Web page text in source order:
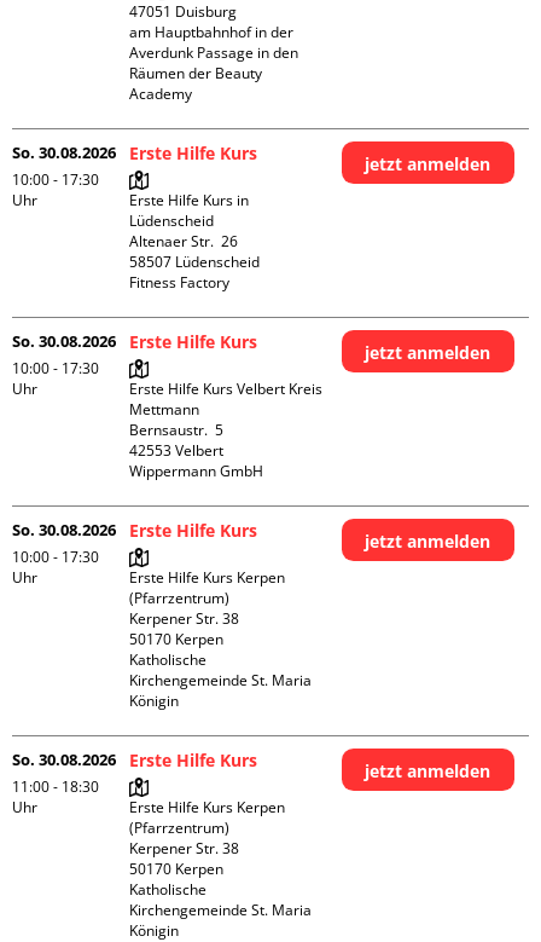
47051 Duisburg
am Hauptbahnhof in der
Averdunk Passage in den
Räumen der Beauty
Academy
So. 30.08.2026
10:00 - 17:30
Uhr
Erste Hilfe Kurs
Erste Hilfe Kurs in
Lüdenscheid
Altenaer Str.  26
58507 Lüdenscheid
Fitness Factory
jetzt anmelden
So. 30.08.2026
10:00 - 17:30
Uhr
Erste Hilfe Kurs
Erste Hilfe Kurs Velbert Kreis
Mettmann
Bernsaustr.  5
42553 Velbert
Wippermann GmbH
jetzt anmelden
So. 30.08.2026
10:00 - 17:30
Uhr
Erste Hilfe Kurs
Erste Hilfe Kurs Kerpen
(Pfarrzentrum)
Kerpener Str. 38
50170 Kerpen
Katholische
Kirchengemeinde St. Maria
Königin
jetzt anmelden
So. 30.08.2026
11:00 - 18:30
Uhr
Erste Hilfe Kurs
Erste Hilfe Kurs Kerpen
(Pfarrzentrum)
Kerpener Str. 38
50170 Kerpen
Katholische
Kirchengemeinde St. Maria
Königin
jetzt anmelden